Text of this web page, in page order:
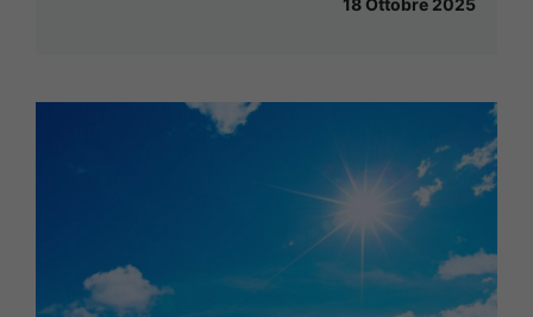
18 Ottobre 2025